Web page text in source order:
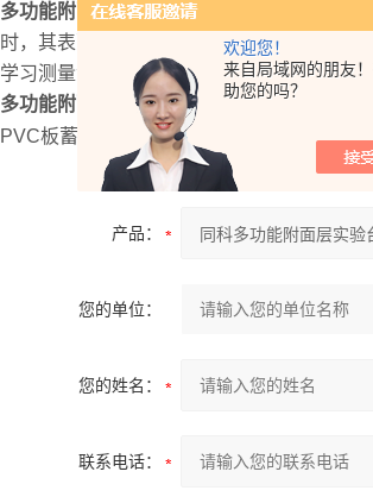
欢迎您！
来自局域网的朋友
助您的吗？
多功能附面层实验台主要用途：学习测量流
时，其表面压力分布的情况并与理想流体的
学习测量流体绕流机翼时机翼表面压力分布
多功能附面层实验台主要配置：引风机，风洞
PVC板蓄水箱，低噪音防腐蚀水泵，APS循
产品：
您的单位：
您的姓名：
联系电话：